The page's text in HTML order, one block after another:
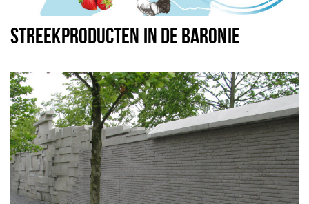
Koopzondagen
Musea, theaters & podia
Uitjes & activiteiten
Natuurgebieden
Baroniepoorten
Inloggen
STREEKPRODUCTEN IN DE BARONIE